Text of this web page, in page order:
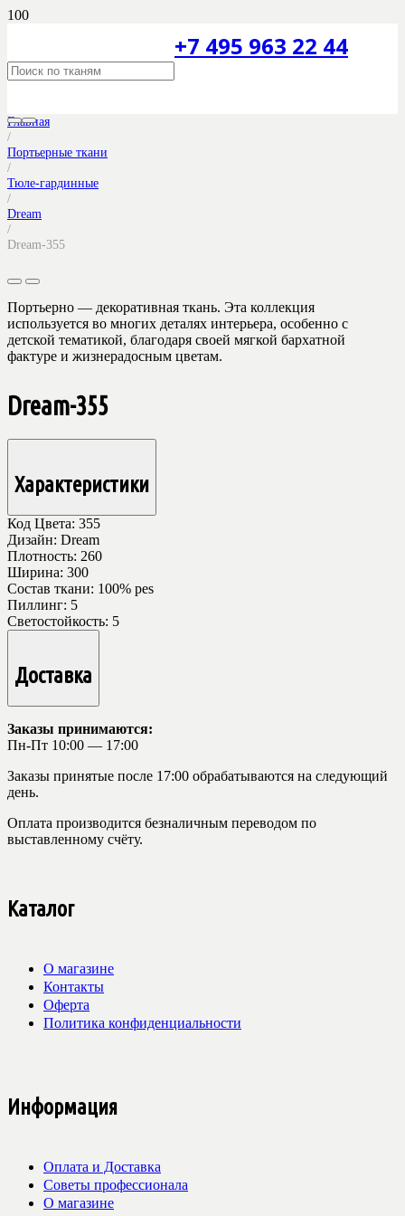
+7 495 963 22 44
Главная
/
Портьерные ткани
/
Тюле-гардинные
/
Dream
/
Dream-355
Портьерно — декоративная ткань. Эта коллекция
используется во многих деталях интерьера, особенно с
детской тематикой, благодаря своей мягкой бархатной
фактуре и жизнерадосным цветам.
Dream-355
Характеристики
Код Цвета: 355
Дизайн: Dream
Плотность: 260
Ширина: 300
Состав ткани: 100% pes
Пиллинг: 5
Светостойкость: 5
Доставка
Заказы принимаются:
Пн-Пт 10:00 — 17:00
Заказы принятые после 17:00 обрабатываются на следующий
день.
Оплата производится безналичным переводом по
выставленному счёту.
Каталог
О магазине
Контакты
Оферта
Политика конфиденциальности
Информация
Оплата и Доставка
Советы профессионала
О магазине